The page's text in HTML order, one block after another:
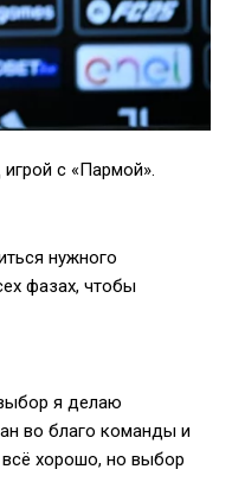
с «Пармой».
нужного
фазах, чтобы
я делаю
во благо команды и
хорошо, но выбор